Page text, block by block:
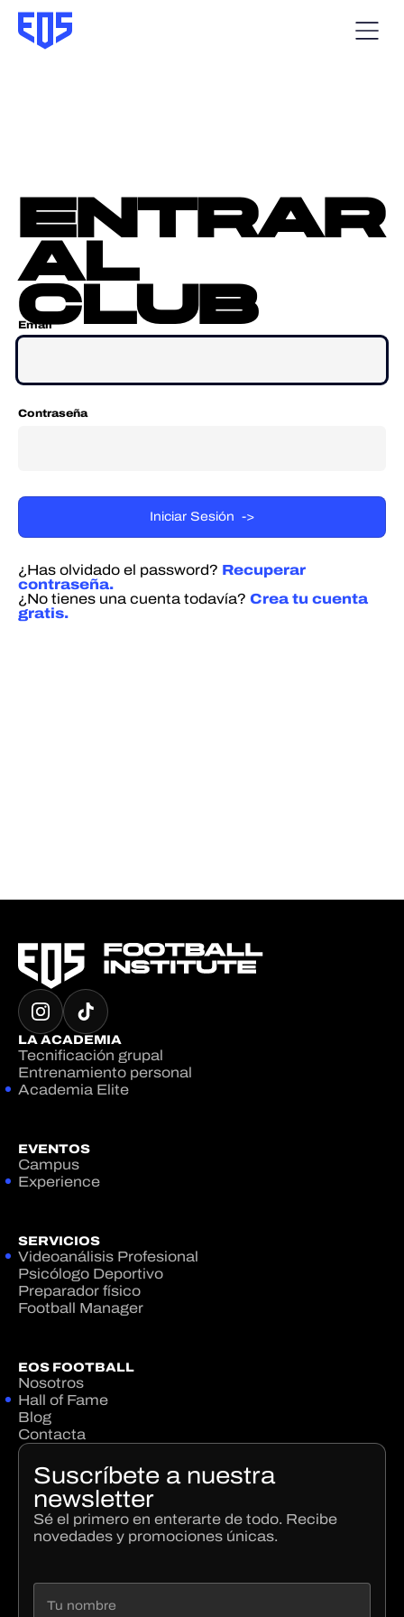
entrar
al
club
Email
Contraseña
¿Has olvidado el password? Recuperar
contraseña.
¿No tienes una cuenta todavía? Crea tu cuenta
gratis.
LA ACADEMIA
Tecnificación grupal
Entrenamiento personal
Academia Elite
EVENTOS
Campus
Experience
SERVICIOS
Videoanálisis Profesional
Psicólogo Deportivo
Preparador físico
Football Manager
EOS FOOTBALL
Nosotros
Hall of Fame
Blog
Contacta
Suscríbete a nuestra
newsletter
Sé el primero en enterarte de todo. Recibe
novedades y promociones únicas.